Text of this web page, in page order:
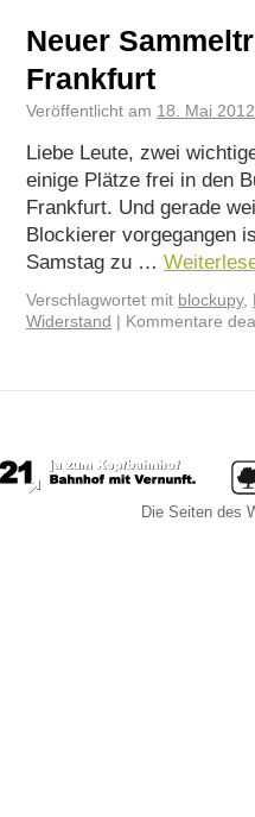
Neuer
Frankfurt
Veröffentlicht am 18. Mai 2012
Liebe Leute, zwei
einige Plätze frei in den
Frankfurt. Und gerade
Blockierer vorgegangen
Samstag zu …
Verschlagwortet mit blockupy,
Widerstand
Kommentare
Die Seiten des